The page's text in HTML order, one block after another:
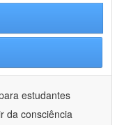
estudantes
da consciência